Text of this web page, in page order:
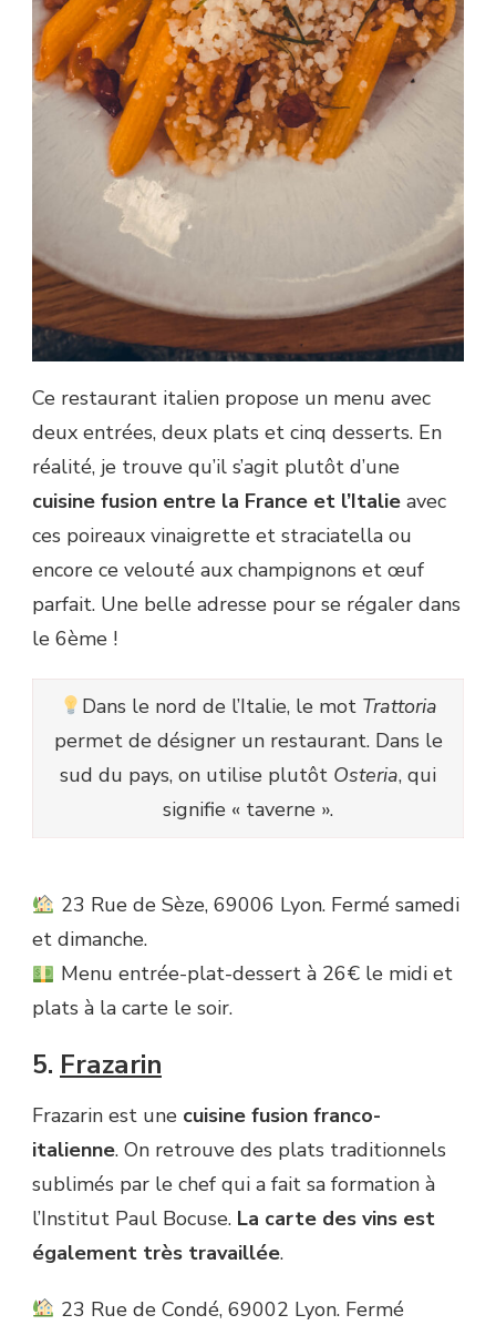
Ce restaurant italien propose un menu avec
deux entrées, deux plats et cinq desserts. En
réalité, je trouve qu’il s’agit plutôt d’une
cuisine fusion entre la France et l’Italie avec
ces poireaux vinaigrette et straciatella ou
encore ce velouté aux champignons et œuf
parfait. Une belle adresse pour se régaler dans
le 6ème !
Dans le nord de l’Italie, le mot Trattoria
permet de désigner un restaurant. Dans le
sud du pays, on utilise plutôt Osteria, qui
signifie « taverne ».
23 Rue de Sèze, 69006 Lyon. Fermé samedi
et dimanche.
Menu entrée-plat-dessert à 26€ le midi et
plats à la carte le soir.
5. Frazarin
Frazarin est une cuisine fusion franco-
italienne. On retrouve des plats traditionnels
sublimés par le chef qui a fait sa formation à
l’Institut Paul Bocuse. La carte des vins est
également très travaillée.
23 Rue de Condé, 69002 Lyon. Fermé